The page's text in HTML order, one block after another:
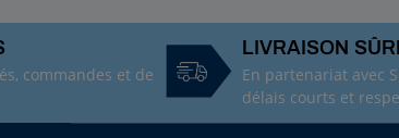
commandes et de
LIVRAISON
En partenariat avec
délais courts et